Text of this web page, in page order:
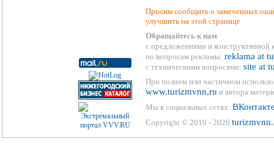
Просим сообщить о замеченных
улучшить на этой странице
Обращайтесь к нам
с предложениями и конструктивной
по вопросам рекламы: reklama at
с техническими вопросами: site at
При полном или частичном
www.turizmvnn.ru и автора
Мы в социальных сетях:
Copyright © 2010 - 2026